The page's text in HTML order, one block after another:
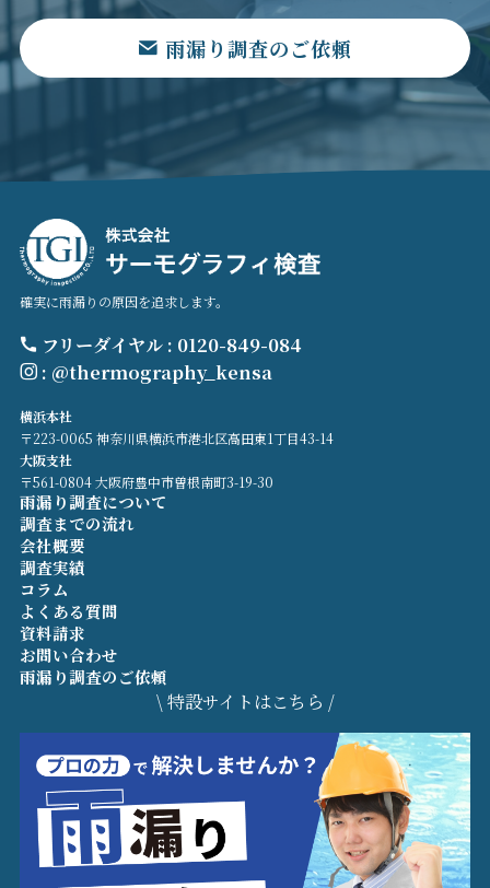
雨漏り調査のご依頼
確実に雨漏りの原因を追求します。
フリーダイヤル : 0120-849-084
: @thermography_kensa
横浜本社
〒223-0065 神奈川県横浜市港北区高田東1丁目43-14
大阪支社
〒561-0804 大阪府豊中市曽根南町3-19-30
雨漏り調査について
調査までの流れ
会社概要
調査実績
コラム
よくある質問
資料請求
お問い合わせ
雨漏り調査のご依頼
\ 特設サイトはこちら /